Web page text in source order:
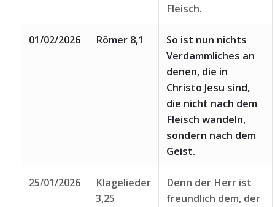
Fleisch.
01/02/2026 Römer 8,1
So ist nun nichts
Verdammliches an
denen, die in
Christo Jesu sind,
die nicht nach dem
Fleisch wandeln,
sondern nach dem
Geist.
25/01/2026
Klagelieder
3,25
Denn der Herr ist
freundlich dem, der